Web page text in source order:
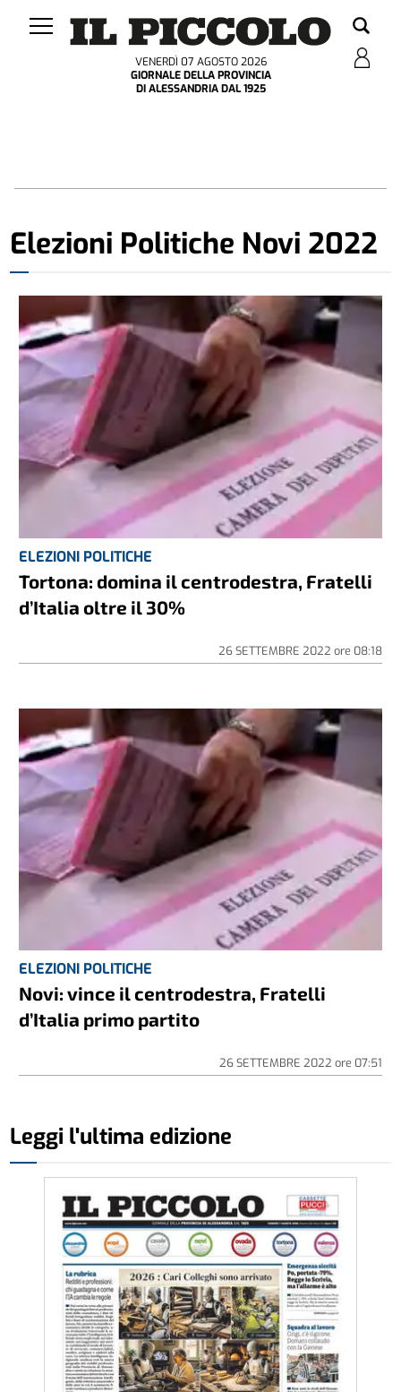
VENERDÌ 07 AGOSTO 2026
GIORNALE DELLA PROVINCIA
DI ALESSANDRIA DAL 1925
Elezioni Politiche Novi 2022
ELEZIONI POLITICHE
Tortona: domina il centrodestra, Fratelli
d’Italia oltre il 30%
26 SETTEMBRE 2022 ore 08:18
ELEZIONI POLITICHE
Novi: vince il centrodestra, Fratelli
d’Italia primo partito
26 SETTEMBRE 2022 ore 07:51
Leggi l'ultima edizione